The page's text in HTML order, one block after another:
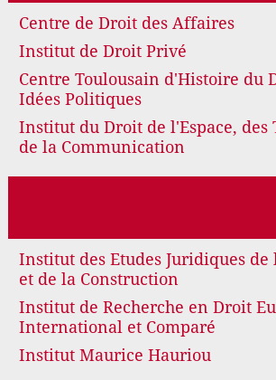
Centre de Droit des Affaires
Institut de Droit Privé
Centre Toulousain d'Histoire du
Idées Politiques
Institut du Droit de l'Espace, des
de la Communication
Institut des Etudes Juridiques
et de la Construction
Institut de Recherche en Droit
International et Comparé
Institut Maurice Hauriou